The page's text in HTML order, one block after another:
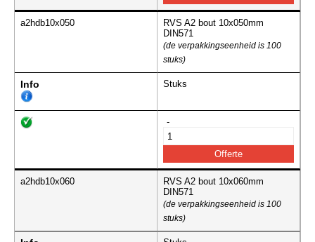
a2hdb10x050
RVS A2 bout 10x050mm
DIN571
(de verpakkingseenheid is 100
stuks)
Info Stuks
-
a2hdb10x060
RVS A2 bout 10x060mm
DIN571
(de verpakkingseenheid is 100
stuks)